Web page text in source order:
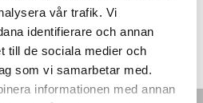
vår trafik. Vi
identifierare och annan
till de sociala medier och
som vi samarbetar med.
informationen med annan
Prisintervall:
5,600.00 kr
till
7,600.00 kr
LÄS MER